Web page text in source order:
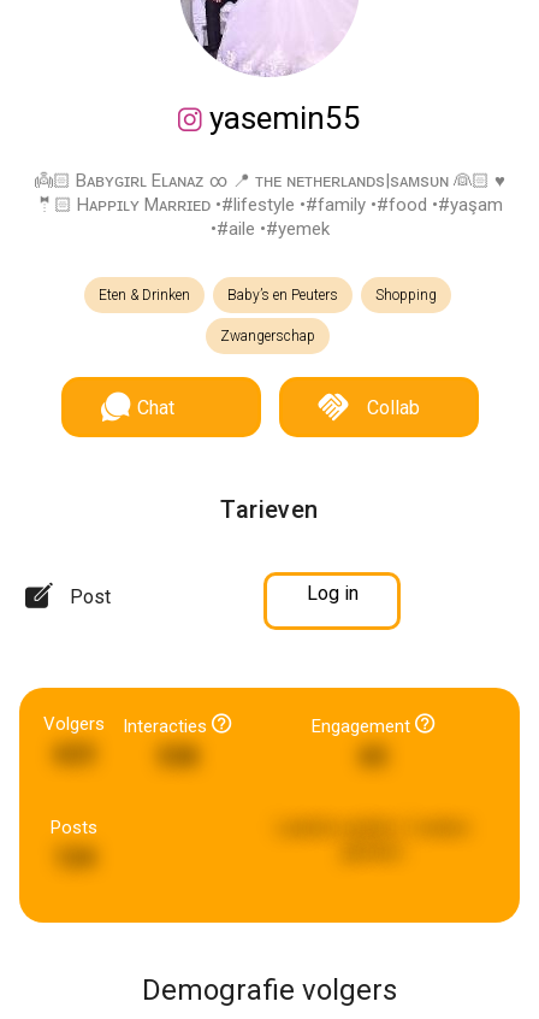
yasemin55
👼🏻 Bᴀʙʏɢɪʀʟ Eʟᴀɴᴀᴢ ∞ 📍 ᴛʜᴇ ɴᴇᴛʜᴇʀʟᴀɴᴅs|sᴀᴍsᴜɴ 👰🏻 ♥
🤵🏻 Hᴀᴘᴘɪʟʏ Mᴀʀʀɪᴇᴅ •#lifestyle •#family •#food •#yaşam
•#aile •#yemek
Eten & Drinken Baby’s en Peuters Shopping
Zwangerschap
Chat Collab
Tarieven
Post Log in
Volgers Interacties
538
Engagement
Posts
Demografie volgers